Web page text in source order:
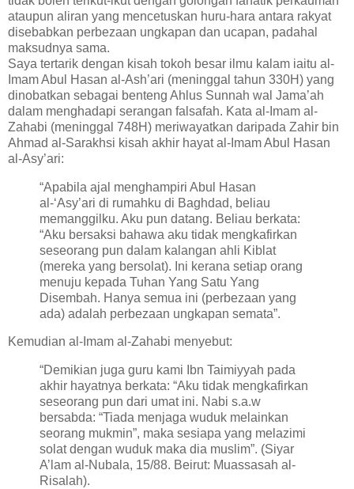
ataupun aliran yang mencetuskan huru-hara antara rakyat
disebabkan perbezaan ungkapan dan ucapan, padahal
maksudnya sama.
Saya tertarik dengan kisah tokoh besar ilmu kalam iaitu al-
Imam Abul Hasan al-Ash’ari (meninggal tahun 330H) yang
dinobatkan sebagai benteng Ahlus Sunnah wal Jama’ah
dalam menghadapi serangan falsafah. Kata al-Imam al-
Zahabi (meninggal 748H) meriwayatkan daripada Zahir bin
Ahmad al-Sarakhsi kisah akhir hayat al-Imam Abul Hasan
al-Asy’ari:
“Apabila ajal menghampiri Abul Hasan
al-‘Asy’ari di rumahku di Baghdad, beliau
memanggilku. Aku pun datang. Beliau berkata:
“Aku bersaksi bahawa aku tidak mengkafirkan
seseorang pun dalam kalangan ahli Kiblat
(mereka yang bersolat). Ini kerana setiap orang
menuju kepada Tuhan Yang Satu Yang
Disembah. Hanya semua ini (perbezaan yang
ada) adalah perbezaan ungkapan semata”.
Kemudian al-Imam al-Zahabi menyebut:
“Demikian juga guru kami Ibn Taimiyyah pada
akhir hayatnya berkata: “Aku tidak mengkafirkan
seseorang pun dari umat ini. Nabi s.a.w
bersabda: “Tiada menjaga wuduk melainkan
seorang mukmin”, maka sesiapa yang melazimi
solat dengan wuduk maka dia muslim”. (Siyar
A’lam al-Nubala, 15/88. Beirut: Muassasah al-
Risalah).